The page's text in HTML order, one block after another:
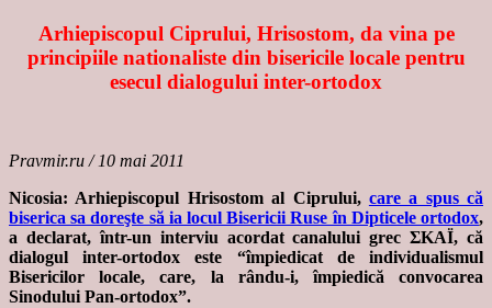
Arhiepiscopul Ciprului, Hrisostom, da vina pe
principiile nationaliste din bisericile locale pentru
esecul dialogului inter-ortodox
Pravmir.ru / 10 mai 2011
Nicosia: Arhiepiscopul Hrisostom al Ciprului, care a spus că
biserica sa doreşte să ia locul Bisericii Ruse în Dipticele ortodox,
a declarat, într-un interviu acordat canalului grec ΣΚΑΪ, că
dialogul inter-ortodox este “împiedicat de individualismul
Bisericilor locale, care, la rându-i, împiedică convocarea
Sinodului Pan-ortodox”.